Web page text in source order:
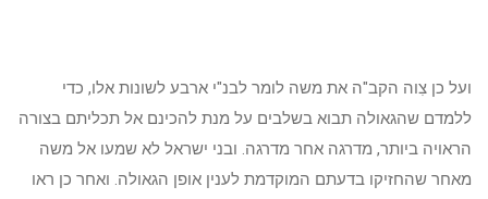
ועל כן צִוה הקב"ה את משה לומר לבנ"י ארבע לשונות אלו, כדי
ללמדם שהגאולה תבוא בשלבים על מנת להכינם אל תכליתם בצורה
הראויה ביותר, מדרגה אחר מדרגה. ובני ישראל לא שמעו אל משה
מאחר שהחזיקו בדעתם המוקדמת לענין אופן הגאולה. ואחר כן ראו